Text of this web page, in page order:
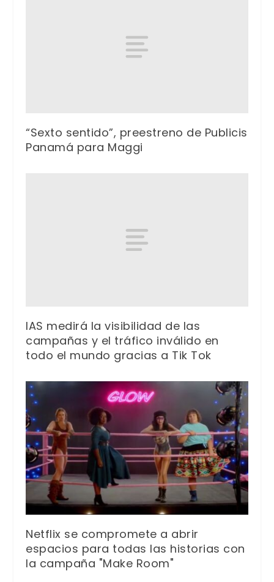
“Sexto sentido”, preestreno de Publicis
Panamá para Maggi
IAS medirá la visibilidad de las
campañas y el tráfico inválido en
todo el mundo gracias a Tik Tok
Netflix se compromete a abrir
espacios para todas las historias con
la campaña "Make Room"